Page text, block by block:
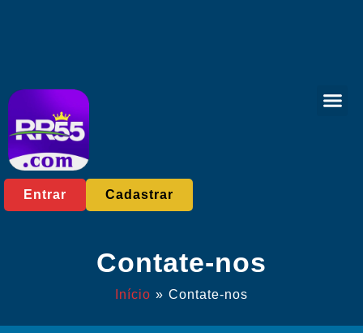
Entrar Cadastrar
Contate-nos
Início » Contate-nos